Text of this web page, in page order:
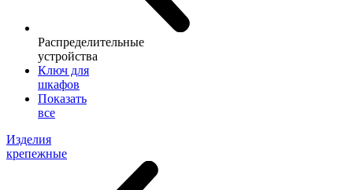
Распределительные
устройства
Ключ для
шкафов
Показать
все
Изделия
крепежные